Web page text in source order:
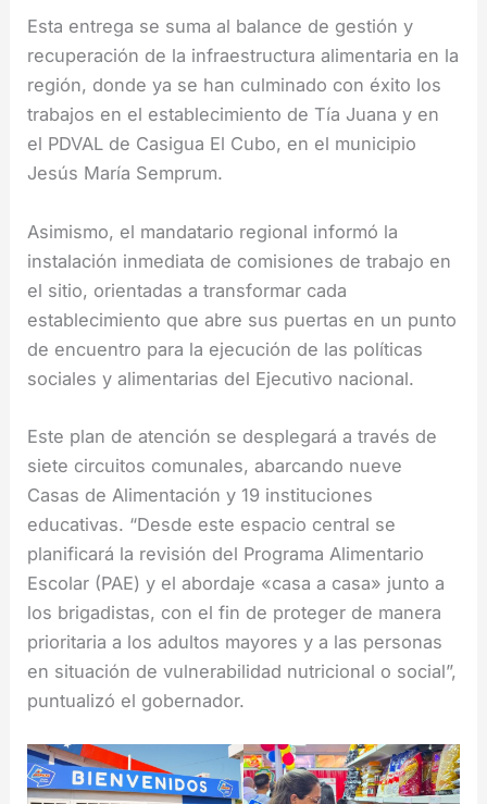
Esta entrega se suma al balance de gestión y
recuperación de la infraestructura alimentaria en la
región, donde ya se han culminado con éxito los
trabajos en el establecimiento de Tía Juana y en
el PDVAL de Casigua El Cubo, en el municipio
Jesús María Semprum.
Asimismo, el mandatario regional informó la
instalación inmediata de comisiones de trabajo en
el sitio, orientadas a transformar cada
establecimiento que abre sus puertas en un punto
de encuentro para la ejecución de las políticas
sociales y alimentarias del Ejecutivo nacional.
Este plan de atención se desplegará a través de
siete circuitos comunales, abarcando nueve
Casas de Alimentación y 19 instituciones
educativas. “Desde este espacio central se
planificará la revisión del Programa Alimentario
Escolar (PAE) y el abordaje «casa a casa» junto a
los brigadistas, con el fin de proteger de manera
prioritaria a los adultos mayores y a las personas
en situación de vulnerabilidad nutricional o social”,
puntualizó el gobernador.